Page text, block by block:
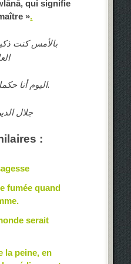
qui signifie
».
بالأمسكنت
اليوم أنا نفسي.
جلال
:
fumée quand
serait
la peine, en